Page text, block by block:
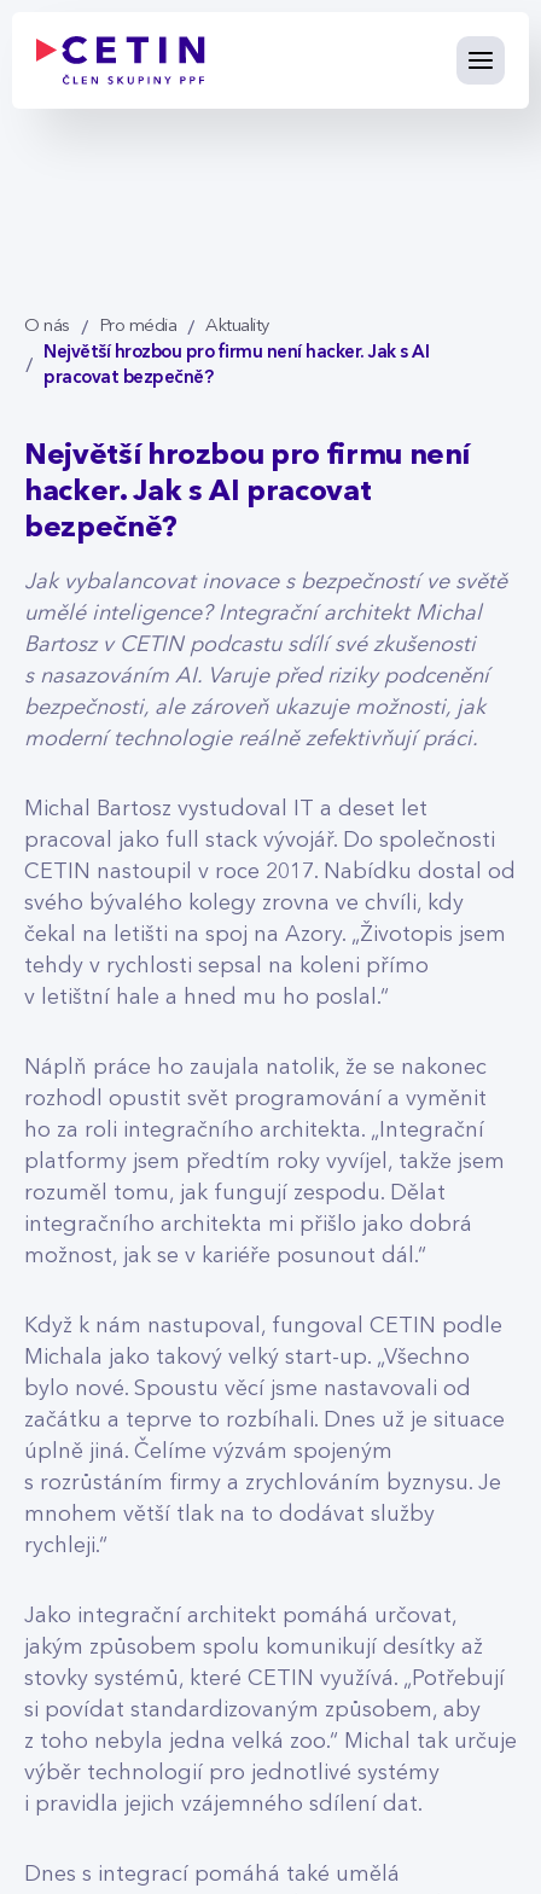
O nás Pro média Aktuality
Největší hrozbou pro firmu není hacker. Jak s AI
pracovat bezpečně?
Největší hrozbou pro firmu není
hacker. Jak s AI pracovat
bezpečně?
Jak vybalancovat inovace s bezpečností ve světě
umělé inteligence? Integrační architekt Michal
Bartosz v CETIN podcastu sdílí své zkušenosti
s nasazováním AI. Varuje před riziky podcenění
bezpečnosti, ale zároveň ukazuje možnosti, jak
moderní technologie reálně zefektivňují práci.
Michal Bartosz vystudoval IT a deset let
pracoval jako full stack vývojář. Do společnosti
CETIN nastoupil v roce 2017. Nabídku dostal od
svého bývalého kolegy zrovna ve chvíli, kdy
čekal na letišti na spoj na Azory. „Životopis jsem
tehdy v rychlosti sepsal na koleni přímo
v letištní hale a hned mu ho poslal.“
Náplň práce ho zaujala natolik, že se nakonec
rozhodl opustit svět programování a vyměnit
ho za roli integračního architekta. „Integrační
platformy jsem předtím roky vyvíjel, takže jsem
rozuměl tomu, jak fungují zespodu. Dělat
integračního architekta mi přišlo jako dobrá
možnost, jak se v kariéře posunout dál.“
Když k nám nastupoval, fungoval CETIN podle
Michala jako takový velký start-up. „Všechno
bylo nové. Spoustu věcí jsme nastavovali od
začátku a teprve to rozbíhali. Dnes už je situace
úplně jiná. Čelíme výzvám spojeným
s rozrůstáním firmy a zrychlováním byznysu. Je
mnohem větší tlak na to dodávat služby
rychleji.“
Jako integrační architekt pomáhá určovat,
jakým způsobem spolu komunikují desítky až
stovky systémů, které CETIN využívá. „Potřebují
si povídat standardizovaným způsobem, aby
z toho nebyla jedna velká zoo.“ Michal tak určuje
výběr technologií pro jednotlivé systémy
i pravidla jejich vzájemného sdílení dat.
Dnes s integrací pomáhá také umělá